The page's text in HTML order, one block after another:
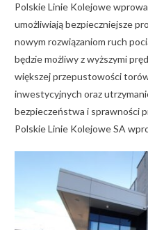
Polskie Linie Kolejowe
umożliwiają bezpieczniejsze
nowym rozwiązaniom ruch
będzie możliwy z wyższymi
większej przepustowości
inwestycyjnych oraz
bezpieczeństwa i sprawności
Polskie Linie Kolejowe SA